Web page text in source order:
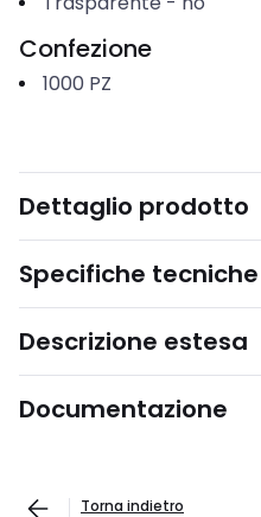
Confezione
1000 PZ
Dettaglio prodotto
Specifiche tecniche
Descrizione estesa
Documentazione
Torna indietro